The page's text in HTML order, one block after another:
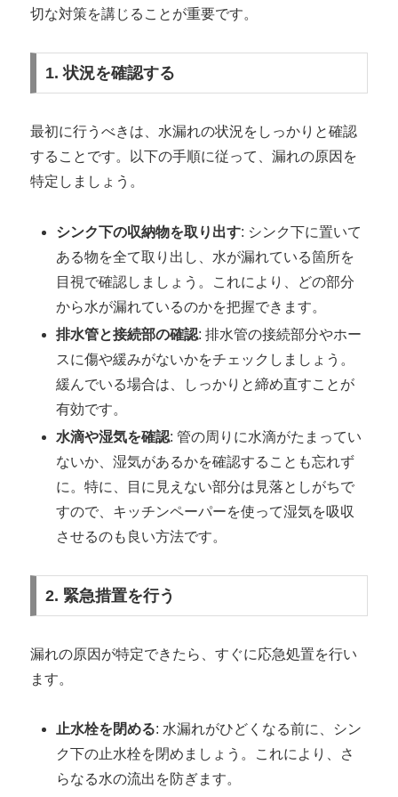
切な対策を講じることが重要です。
1. 状況を確認する
最初に行うべきは、水漏れの状況をしっかりと確認
することです。以下の手順に従って、漏れの原因を
特定しましょう。
シンク下の収納物を取り出す: シンク下に置いて
ある物を全て取り出し、水が漏れている箇所を
目視で確認しましょう。これにより、どの部分
から水が漏れているのかを把握できます。
排水管と接続部の確認: 排水管の接続部分やホー
スに傷や緩みがないかをチェックしましょう。
緩んでいる場合は、しっかりと締め直すことが
有効です。
水滴や湿気を確認: 管の周りに水滴がたまってい
ないか、湿気があるかを確認することも忘れず
に。特に、目に見えない部分は見落としがちで
すので、キッチンペーパーを使って湿気を吸収
させるのも良い方法です。
2. 緊急措置を行う
漏れの原因が特定できたら、すぐに応急処置を行い
ます。
止水栓を閉める: 水漏れがひどくなる前に、シン
ク下の止水栓を閉めましょう。これにより、さ
らなる水の流出を防ぎます。